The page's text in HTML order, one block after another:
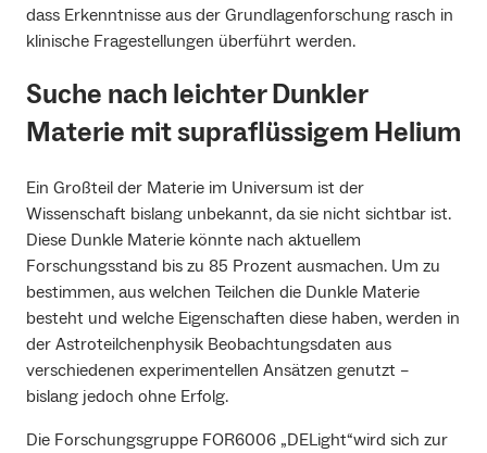
dass Erkenntnisse aus der Grundlagenforschung rasch in
klinische Fragestellungen überführt werden.
Suche nach leichter Dunkler
Materie mit supraflüssigem Helium
Ein Großteil der Materie im Universum ist der
Wissenschaft bislang unbekannt, da sie nicht sichtbar ist.
Diese Dunkle Materie könnte nach aktuellem
Forschungsstand bis zu 85 Prozent ausmachen. Um zu
bestimmen, aus welchen Teilchen die Dunkle Materie
besteht und welche Eigenschaften diese haben, werden in
der Astroteilchenphysik Beobachtungsdaten aus
verschiedenen experimentellen Ansätzen genutzt –
bislang jedoch ohne Erfolg.
Die Forschungsgruppe FOR6006 „DELight“wird sich zur